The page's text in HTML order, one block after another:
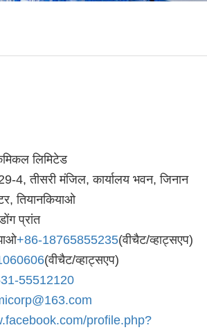
लिमिटेड
4, तीसरी मंजिल, कार्यालय भवन, जिनान
तियानकियाओ
प्रांत
+86-18765855235(वीचैट/व्हाट्सएप)
(वीचैट/व्हाट्सएप)
55512120
profile.php?